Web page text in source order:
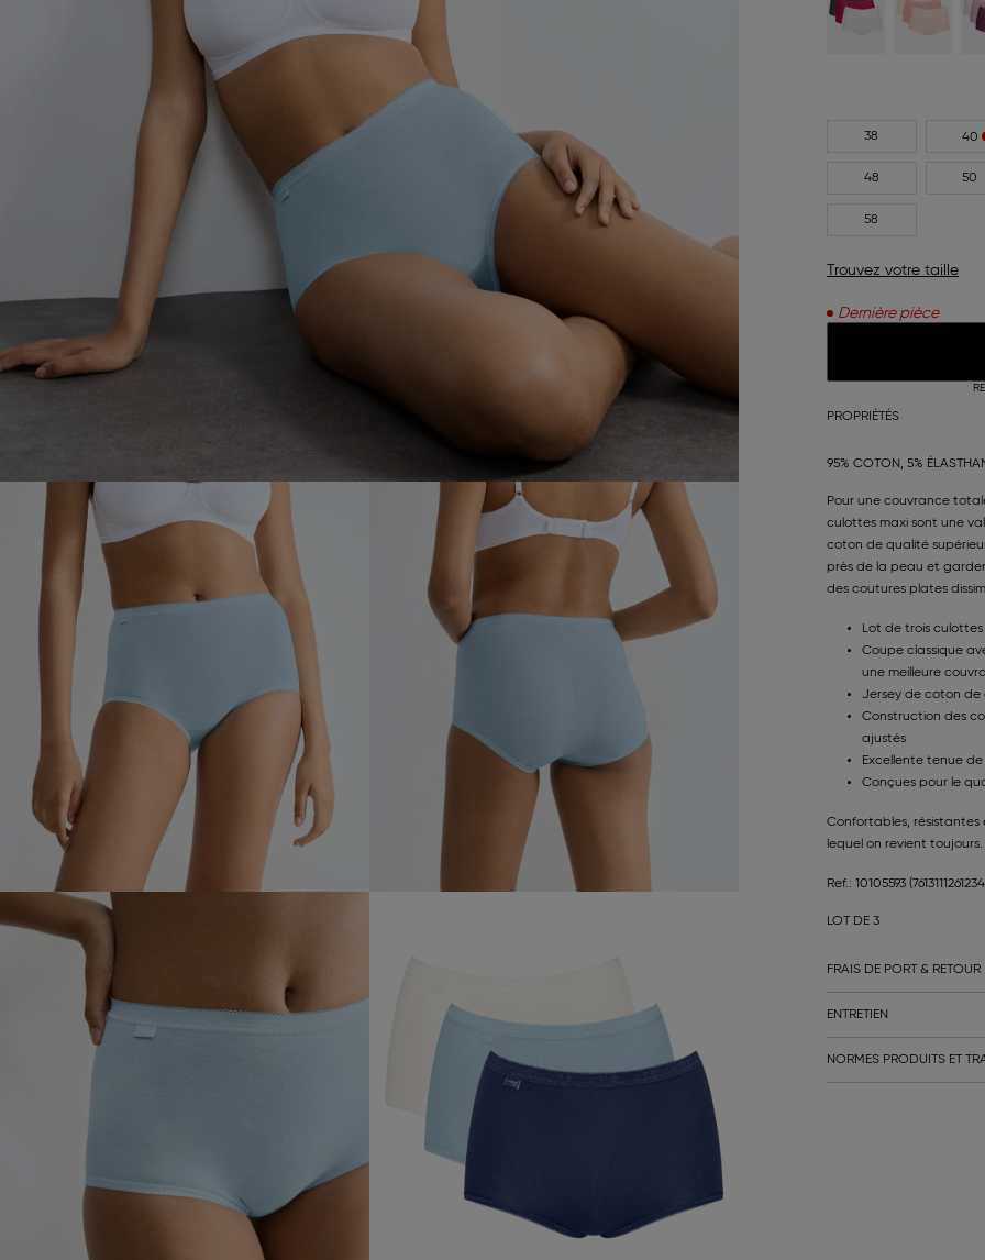
38 40
48 50
58
Trouvez votre taille
Dernière pièce
PROPRIÉTÉS
95% COTON, 5%
Pour une couvrance
culottes maxi sont une
coton de qualité
près de la peau et
des coutures plates
Lot de trois
Coupe classique
une meilleure
Jersey de coton de
Construction des
ajustés
Excellente tenue
Conçues pour le
Confortables, résistantes
lequel on revient
Ref.: 10105593
LOT DE 3
FRAIS DE PORT & RETOUR
ENTRETIEN
NORMES PRODUITS ET